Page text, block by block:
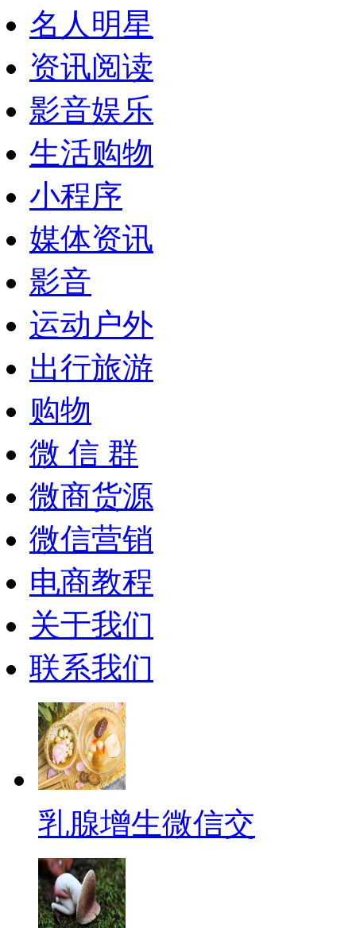
名人明星
资讯阅读
影音娱乐
生活购物
小程序
媒体资讯
影音
运动户外
出行旅游
购物
微 信 群
微商货源
微信营销
电商教程
关于我们
联系我们
乳腺增生微信交